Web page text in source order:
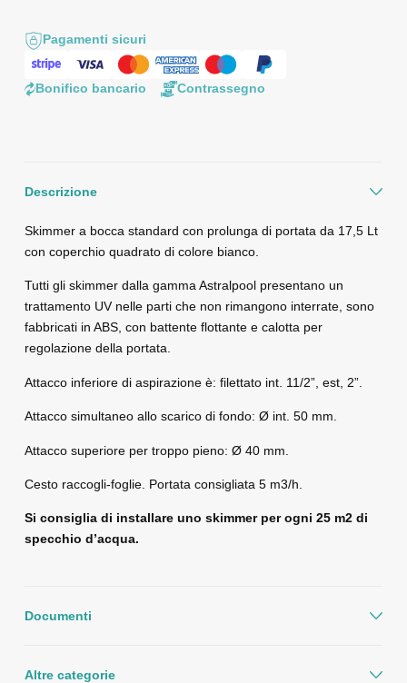
Pagamenti sicuri
Bonifico bancario Contrassegno
Descrizione
Skimmer a bocca standard con prolunga di portata da 17,5 Lt
con coperchio quadrato di colore bianco.
Tutti gli skimmer dalla gamma Astralpool presentano un
trattamento UV nelle parti che non rimangono interrate, sono
fabbricati in ABS, con battente flottante e calotta per
regolazione della portata.
Attacco inferiore di aspirazione è: filettato int. 11/2”, est, 2”.
Attacco simultaneo allo scarico di fondo: Ø int. 50 mm.
Attacco superiore per troppo pieno: Ø 40 mm.
Cesto raccogli-foglie. Portata consigliata 5 m3/h.
Si consiglia di installare uno skimmer per ogni 25 m2 di
specchio d’acqua.
Documenti
Altre categorie